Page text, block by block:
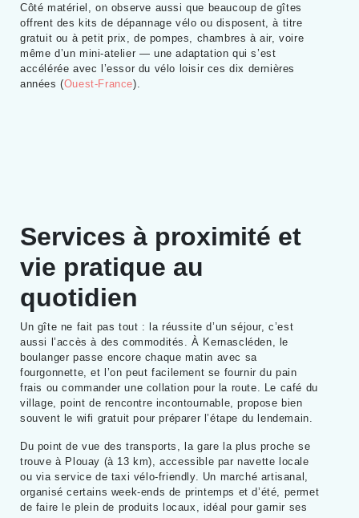
Côté matériel, on observe aussi que beaucoup de gîtes
offrent des kits de dépannage vélo ou disposent, à titre
gratuit ou à petit prix, de pompes, chambres à air, voire
même d’un mini-atelier — une adaptation qui s’est
accélérée avec l’essor du vélo loisir ces dix dernières
années (Ouest-France).
Services à proximité et
vie pratique au
quotidien
Un gîte ne fait pas tout : la réussite d’un séjour, c’est
aussi l’accès à des commodités. À Kernascléden, le
boulanger passe encore chaque matin avec sa
fourgonnette, et l’on peut facilement se fournir du pain
frais ou commander une collation pour la route. Le café du
village, point de rencontre incontournable, propose bien
souvent le wifi gratuit pour préparer l’étape du lendemain.
Du point de vue des transports, la gare la plus proche se
trouve à Plouay (à 13 km), accessible par navette locale
ou via service de taxi vélo-friendly. Un marché artisanal,
organisé certains week-ends de printemps et d’été, permet
de faire le plein de produits locaux, idéal pour garnir ses